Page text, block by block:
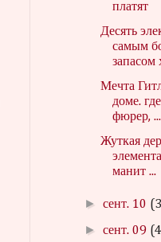
платят
Десять
самым
запасом
Мечта
доме.
фюрер, ...
Жуткая
манит ...
►сент. 10
►сент. 09